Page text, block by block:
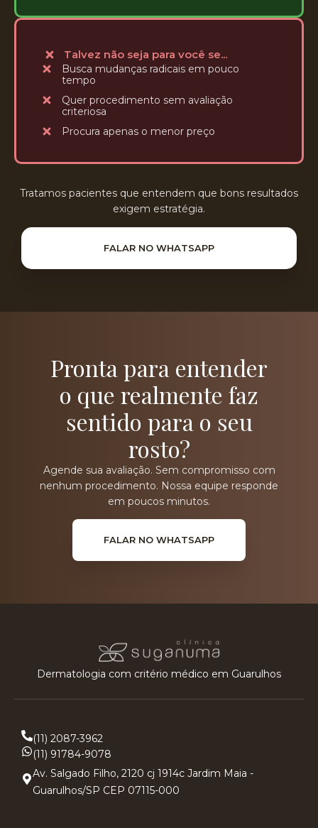
Talvez não seja para você se...
Busca mudanças radicais em pouco
tempo
Quer procedimento sem avaliação
criteriosa
Procura apenas o menor preço
Tratamos pacientes que entendem que bons resultados
exigem estratégia.
FALAR NO WHATSAPP
Pronta para entender
o que realmente faz
sentido para o seu
rosto?
Agende sua avaliação. Sem compromisso com
nenhum procedimento. Nossa equipe responde
em poucos minutos.
FALAR NO WHATSAPP
Dermatologia com critério médico em Guarulhos
(11) 2087-3962
(11) 91784-9078
Av. Salgado Filho, 2120 cj 1914c Jardim Maia -
Guarulhos/SP CEP 07115-000